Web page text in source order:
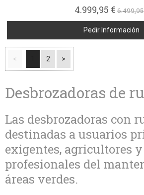
4.999,95 €6.499,95
Pedir Información
< 2 >
Desbrozadoras de
Las desbrozadoras con
destinadas a usuarios
exigentes, agricultores y
profesionales del
áreas verdes.